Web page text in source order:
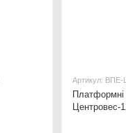
Артикул: ВПЕ-
Центровес-